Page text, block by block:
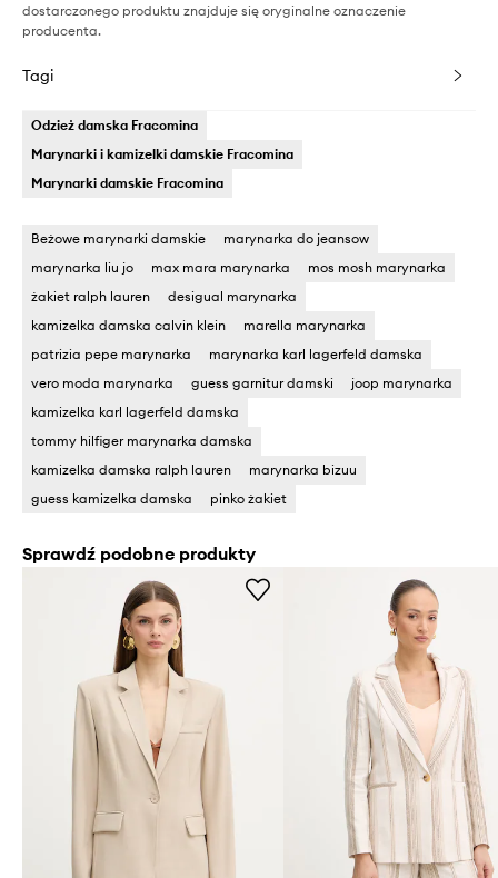
dostarczonego produktu znajduje się oryginalne oznaczenie
producenta.
Tagi
Odzież damska Fracomina
Marynarki i kamizelki damskie Fracomina
Marynarki damskie Fracomina
Beżowe marynarki damskie
marynarka do jeansow
marynarka liu jo
max mara marynarka
mos mosh marynarka
żakiet ralph lauren
desigual marynarka
kamizelka damska calvin klein
marella marynarka
patrizia pepe marynarka
marynarka karl lagerfeld damska
vero moda marynarka
guess garnitur damski
joop marynarka
kamizelka karl lagerfeld damska
tommy hilfiger marynarka damska
kamizelka damska ralph lauren
marynarka bizuu
guess kamizelka damska
pinko żakiet
Sprawdź podobne produkty